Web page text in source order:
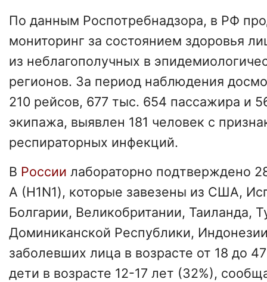
По данным Роспотребнадзора, в РФ
мониторинг за состоянием здоровья
из неблагополучных в
регионов. За период наблюдения
210 рейсов, 677 тыс. 654 пассажира и
экипажа, выявлен 181 человек с
респираторных инфекций.
В России лабораторно подтверждено
А (H1N1), которые завезены из США,
Болгарии, Великобритании, Таиланда,
Доминиканской Республики,
заболевших лица в возрасте от 18 до
дети в возрасте 12-17 лет (32%),